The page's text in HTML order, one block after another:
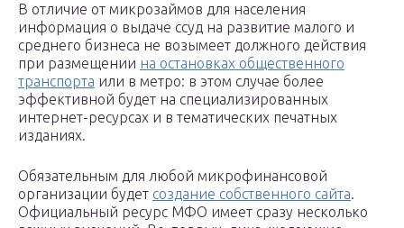
В отличие от микрозаймов для населения
информация о выдаче ссуд на развитие малого и
среднего бизнеса не возымеет должного действия
при размещении на остановках общественного
транспорта или в метро: в этом случае более
эффективной будет на специализированных
интернет-ресурсах и в тематических печатных
изданиях.
Обязательным для любой микрофинансовой
организации будет создание собственного сайта.
Официальный ресурс МФО имеет сразу несколько